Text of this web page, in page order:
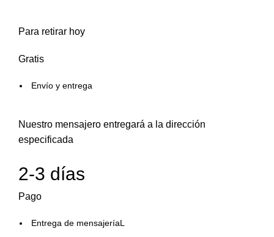
Para retirar hoy
Gratis
Envío y entrega
Nuestro mensajero entregará a la dirección
especificada
2-3 días
Pago
Entrega de mensajeríaL